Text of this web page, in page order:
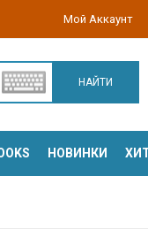
Мой Аккаунт
НАЙТИ
НОВИНКИ